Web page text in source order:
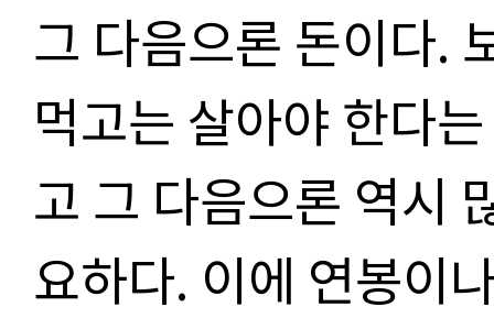
그 다음으론 돈이다.
먹고는 살아야 한다
고 그 다음으론 역시
요하다. 이에 연봉이